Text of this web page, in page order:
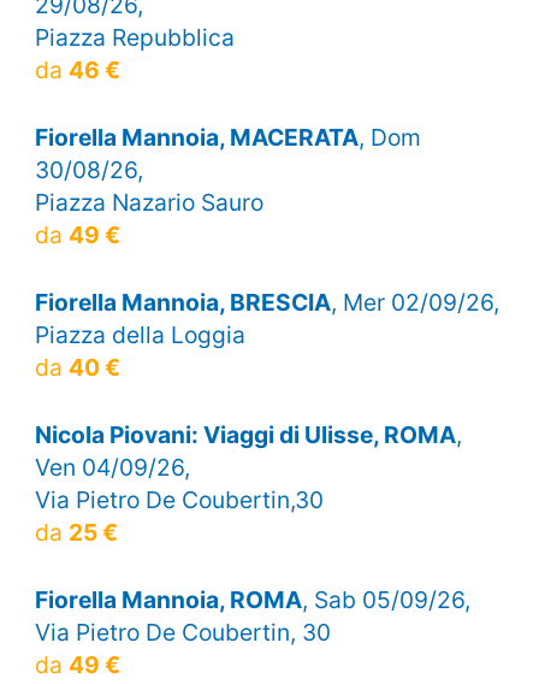
Piazza Repubblica
da 46 €
Fiorella Mannoia, MACERATA, Dom
30/08/26,
Piazza Nazario Sauro
da 49 €
Fiorella Mannoia, BRESCIA, Mer 02/09/26,
Piazza della Loggia
da 40 €
Nicola Piovani: Viaggi di Ulisse, ROMA,
Ven 04/09/26,
Via Pietro De Coubertin,30
da 25 €
Fiorella Mannoia, ROMA, Sab 05/09/26,
Via Pietro De Coubertin, 30
da 49 €